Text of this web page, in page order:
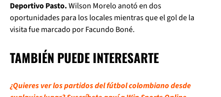
Deportivo Pasto.Wilson Morelo anotó en dos
oportunidades para los locales mientras que el gol de la
visita fue marcado por Facundo Boné.
TAMBIÉN PUEDE INTERESARTE
¿Quieres ver los partidos del fútbol colombiano desde